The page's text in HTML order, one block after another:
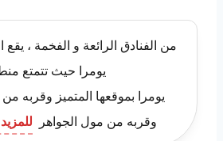
من الفنادق الرائعة و الفخمة ،
يومرا حيث تتمتع
يومرا بموقعها المتميز وقربه
وقربه من مول الجواهر